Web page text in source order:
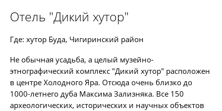
Отель "Дикий хутор"
Где: хутор Буда, Чигиринский район
Не обычная усадьба, а целый музейно-
этнографический комплекс "Дикий хутор" расположен
в центре Холодного Яра. Отсюда очень близко до
1000-летнего дуба Максима Зализняка. Все 150
археологических, исторических и научных объектов